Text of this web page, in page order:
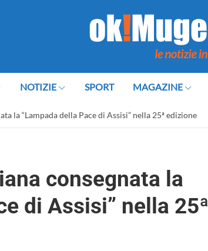
NOTIZIE SPORT MAGAZINE
la “Lampada della Pace di Assisi” nella 25ª edizione
consegnata la
di Assisi” nella 25ª